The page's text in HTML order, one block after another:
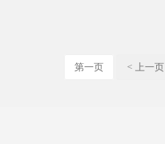
第一页 < 上一页